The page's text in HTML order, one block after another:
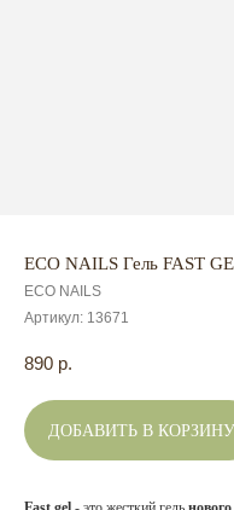
ECO NAILS Гель FAST
ECO NAILS
Артикул: 13671
890 р.
ДОБАВИТЬ В КОРЗИНУ